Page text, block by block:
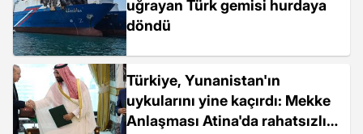
uğrayan Türk gemisi hurdaya
döndü
Türkiye, Yunanistan'ın
uykularını yine kaçırdı: Mekke
Anlaşması Atina'da rahatsızlık